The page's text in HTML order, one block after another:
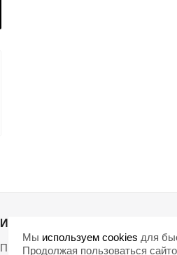
Информация
Помощь
Мы используем cookies для
Продолжая пользоваться